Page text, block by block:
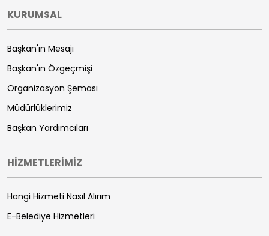
KURUMSAL
Başkan'ın Mesajı
Başkan'ın Özgeçmişi
Organizasyon Şeması
Müdürlüklerimiz
Başkan Yardımcıları
HİZMETLERİMİZ
Hangi Hizmeti Nasıl Alırım
E-Belediye Hizmetleri